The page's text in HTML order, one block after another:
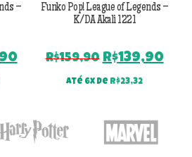
–
O
R$139,90.
Funko Pop! League of Legends –
K/DA Akali 1221
R$159,90 O
preço
original
R$159,90.
R$139,90O
Até 6x de R$23,32